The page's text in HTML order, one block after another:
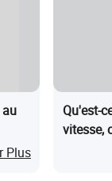
Plus
Qu'est-
vitesse,